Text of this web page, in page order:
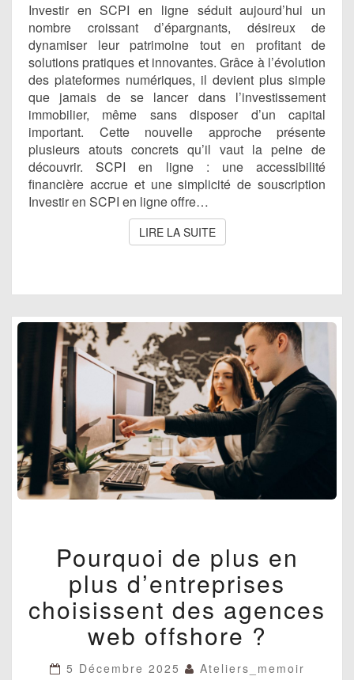
TOUS
Investir en SCPI en ligne séduit aujourd’hui un
nombre croissant d’épargnants, désireux de
dynamiser leur patrimoine tout en profitant de
solutions pratiques et innovantes. Grâce à l’évolution
des plateformes numériques, il devient plus simple
que jamais de se lancer dans l’investissement
immobilier, même sans disposer d’un capital
important. Cette nouvelle approche présente
plusieurs atouts concrets qu’il vaut la peine de
découvrir. SCPI en ligne : une accessibilité
financière accrue et une simplicité de souscription
Investir en SCPI en ligne offre…
LIRE LA SUITELIRE LA SUITE
DE
PLUS
EN
PLUS
D’ENTREPRISES
CHOISISSENT
DES
AGENCES
Pourquoi de plus en
plus d’entreprises
choisissent des agences
web offshore ?
5 Décembre 2025 Ateliers_memoir